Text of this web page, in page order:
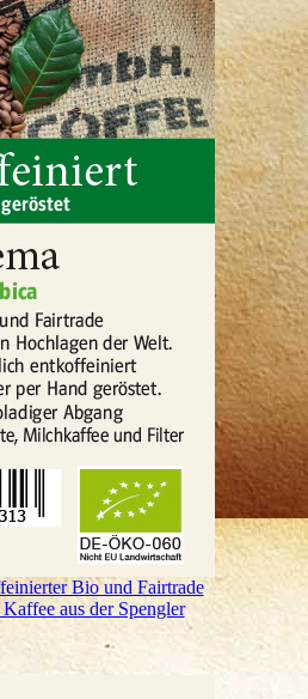
Bio und Fairtrade
aus der Spengler